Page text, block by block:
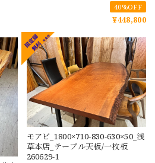
40%OFF
¥448,800
モアビ_1800×710-830-630×50_浅
草本店_テーブル天板/一枚板
260629-1